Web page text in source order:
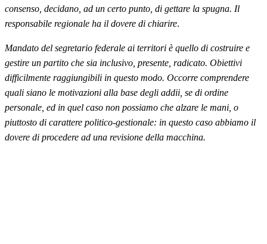
consenso, decidano, ad un certo punto, di gettare la spugna. Il
responsabile regionale ha il dovere di chiarire.
Mandato del segretario federale ai territori è quello di costruire e
gestire un partito che sia inclusivo, presente, radicato. Obiettivi
difficilmente raggiungibili in questo modo. Occorre comprendere
quali siano le motivazioni alla base degli addii, se di ordine
personale, ed in quel caso non possiamo che alzare le mani, o
piuttosto di carattere politico-gestionale: in questo caso abbiamo il
dovere di procedere ad una revisione della macchina.